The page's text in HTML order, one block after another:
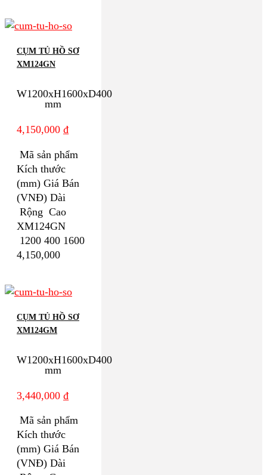
CỤM TỦ HỒ SƠ
XM124GN
W1200xH1600xD400
mm
4,150,000 ₫
Mã sản phẩm
Kích thước
(mm) Giá Bán
(VNĐ) Dài
Rộng Cao
XM124GN
1200 400 1600
4,150,000
CỤM TỦ HỒ SƠ
XM124GM
W1200xH1600xD400
mm
3,440,000 ₫
Mã sản phẩm
Kích thước
(mm) Giá Bán
(VNĐ) Dài